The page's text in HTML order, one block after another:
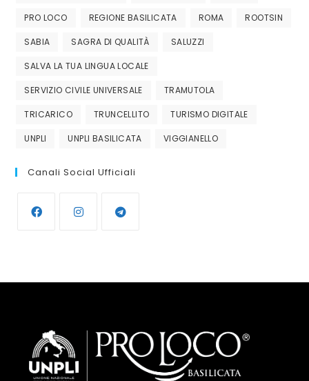
PRO LOCO REGIONE BASILICATA ROMA ROOTSIN
SABIA SAGRA DI QUALITÀ SALUZZI
SALVA LA TUA LINGUA LOCALE
SERVIZIO CIVILE UNIVERSALE TRAMUTOLA
TRICARICO TRUNCELLITO TURISMO DIGITALE
UNPLI UNPLI BASILICATA VIGGIANELLO
Canali Social Ufficiali